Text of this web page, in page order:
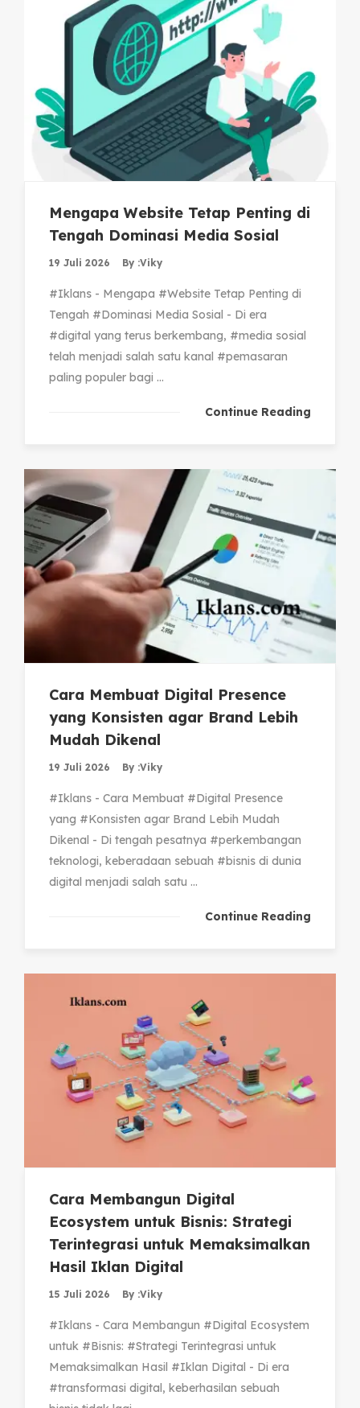
Mengapa Website Tetap Penting di
Tengah Dominasi Media Sosial
19 Juli 2026 By :Viky
#Iklans - Mengapa #Website Tetap Penting di
Tengah #Dominasi Media Sosial - Di era
#digital yang terus berkembang, #media sosial
telah menjadi salah satu kanal #pemasaran
paling populer bagi ...
Continue Reading
Cara Membuat Digital Presence
yang Konsisten agar Brand Lebih
Mudah Dikenal
19 Juli 2026 By :Viky
#Iklans - Cara Membuat #Digital Presence
yang #Konsisten agar Brand Lebih Mudah
Dikenal - Di tengah pesatnya #perkembangan
teknologi, keberadaan sebuah #bisnis di dunia
digital menjadi salah satu ...
Continue Reading
Cara Membangun Digital
Ecosystem untuk Bisnis: Strategi
Terintegrasi untuk Memaksimalkan
Hasil Iklan Digital
15 Juli 2026 By :Viky
#Iklans - Cara Membangun #Digital Ecosystem
untuk #Bisnis: #Strategi Terintegrasi untuk
Memaksimalkan Hasil #Iklan Digital - Di era
#transformasi digital, keberhasilan sebuah